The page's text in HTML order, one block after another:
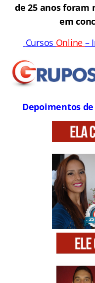
de 25 anos foram
em
Cursos Online –
Depoimentos